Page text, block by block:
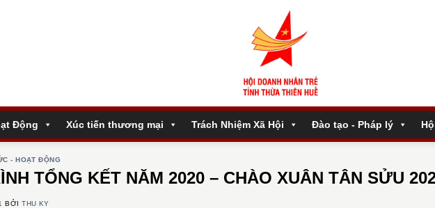
Động Xúc tiến thương mại Trách Nhiệm Xã Hội Đào tạo - Pháp lý
- HOẠT ĐỘNG
TỔNG KẾT NĂM 2020 – CHÀO XUÂN TÂN SỬU
BỞITHU KY